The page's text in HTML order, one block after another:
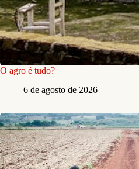
O agro é tudo?
6 de agosto de 2026